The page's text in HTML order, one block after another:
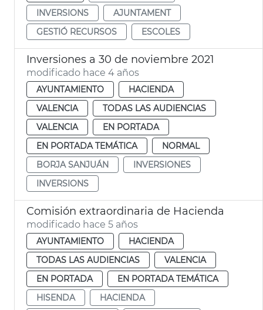
INVERSIONS
AJUNTAMENT
GESTIÓ RECURSOS
ESCOLES
Inversiones a 30 de noviembre 2021
modificado hace 4 años
AYUNTAMIENTO
HACIENDA
VALENCIA
TODAS LAS AUDIENCIAS
VALENCIA
EN PORTADA
EN PORTADA TEMÁTICA
NORMAL
BORJA SANJUÁN
INVERSIONES
INVERSIONS
Comisión extraordinaria de Hacienda
modificado hace 5 años
AYUNTAMIENTO
HACIENDA
TODAS LAS AUDIENCIAS
VALENCIA
EN PORTADA
EN PORTADA TEMÁTICA
HISENDA
HACIENDA